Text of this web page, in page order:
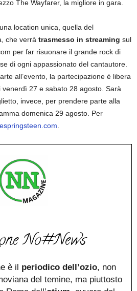
The Wayfarer, la migliore in gara.
location unica, quella del
che verrà trasmesso in streaming sul
per far risuonare il grande rock di
di ogni appassionato del cantautore.
all’evento, la partecipazione è libera
27 e sabato 28 agosto. Sarà
invece, per prendere parte alla
domenica 29 agosto. Per
No#News
è il periodico dell’ozio, non
del temine, ma piuttosto